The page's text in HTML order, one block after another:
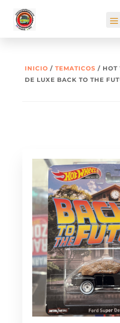
INICIO / TEMATICOS / HOT
DE LUXE BACK TO THE